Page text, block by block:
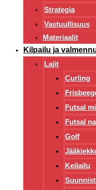
Strategia
Vastuullisuus
Materiaalit
Kilpailu ja
Lajit
Curling
Futsal
Futsal
Golf
Keilailu